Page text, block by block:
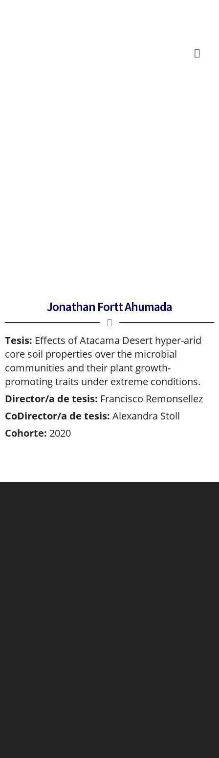
Jonathan Fortt Ahumada
Tesis: Effects of Atacama Desert hyper-arid
core soil properties over the microbial
communities and their plant growth-
promoting traits under extreme conditions.
Director/a de tesis: Francisco Remonsellez
CoDirector/a de tesis: Alexandra Stoll
Cohorte: 2020